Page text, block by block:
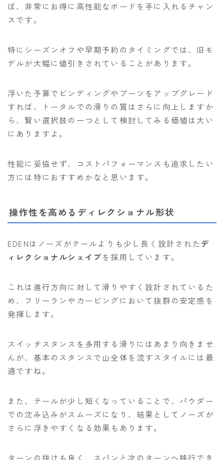
ば、非常にお得に高性能なボードを手に入れるチャン
スです。
特にシーズンオフや早期予約のタイミングでは、旧モ
デルが大幅に値引きされていることがあります。
浮いた予算でビンディングやブーツをアップグレード
すれば、トータルでの滑りの質はさらに向上しますか
ら、賢い選択肢の一つとして検討してみる価値は大い
にありますよ。
性能に妥協せず、コストパフォーマンスも追求したい
方には特におすすめかなと思います。
操作性を高めるディレクショナル形状
EDENはノーズがテールよりも少し長く設計されたデ
ィレクショナルシェイプを採用しています。
これは進行方向に対して滑りやすく設計されているた
め、フリーランやカービングにおいて抜群の安定感を
発揮します。
スイッチスタンスを多用する滑りにはあまり向きませ
んが、基本のスタンスで山全体を流すスタイルには最
適ですね。
また、テールが少し短くなっていることで、パウダー
での沈み込みがスムーズになり、結果としてノーズが
さらに浮きやすくなる効果もあります。
ターンの抜けも良く、スパンと次のターンへ移行でき